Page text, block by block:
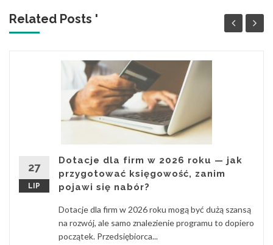
Related Posts '
27
LIP
Dotacje dla firm w 2026 roku — jak
przygotować księgowość, zanim
pojawi się nabór?
Dotacje dla firm w 2026 roku mogą być dużą szansą
na rozwój, ale samo znalezienie programu to dopiero
początek. Przedsiębiorca...